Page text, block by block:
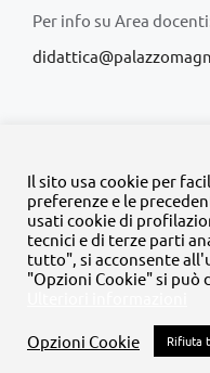
Per info su Area
© Copyright 2020 -2026
progetto della
Il sito usa cookie per
preferenze e le
usati cookie di
tecnici e di terze parti
tutto", si acconsente
"Opzioni Cookie" si può
Opzioni Cookie Rifiuta